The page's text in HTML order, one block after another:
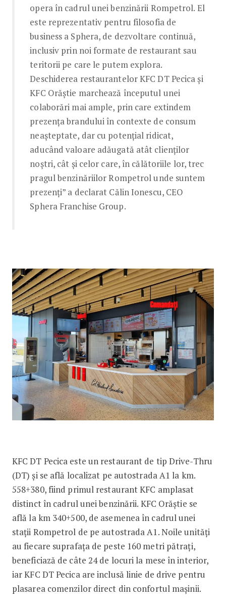
opera în cadrul unei benzinării Rompetrol. El
este reprezentativ pentru filosofia de
business a Sphera, de dezvoltare continuă,
inclusiv prin noi formate de restaurant sau
teritorii pe care le putem explora.
Deschiderea restaurantelor KFC DT Pecica și
KFC Orăștie marchează începutul unei
colaborări mai ample, prin care extindem
prezența brandului în contexte de consum
neașteptate, dar cu potențial ridicat,
aducând valoare adăugată atât clienților
noștri, cât și celor care, în călătoriile lor, trec
pragul benzinăriilor Rompetrol unde suntem
prezenți” a declarat Călin Ionescu, CEO
Sphera Franchise Group.
KFC DT Pecica este un restaurant de tip Drive-Thru
(DT) și se află localizat pe autostrada A1 la km.
558+380, fiind primul restaurant KFC amplasat
distinct în cadrul unei benzinării. KFC Orăștie se
află la km 340+500, de asemenea în cadrul unei
stații Rompetrol de pe autostrada A1. Noile unități
au fiecare suprafața de peste 160 metri pătrați,
beneficiază de câte 24 de locuri la mese în interior,
iar KFC DT Pecica are inclusă linie de drive pentru
plasarea comenzilor direct din confortul mașinii.